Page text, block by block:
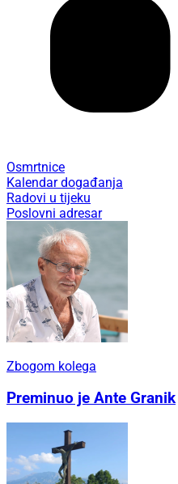
Osmrtnice
Kalendar događanja
Radovi u tijeku
Poslovni adresar
Zbogom kolega
Preminuo je Ante Granik